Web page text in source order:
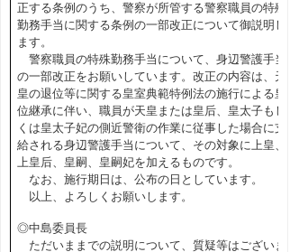
正する条例のうち、警察が所管する警察職員の特殊
勤務手当に関する条例の一部改正について御説明し
ます。
警察職員の特殊勤務手当について、身辺警護手当
の一部改正をお願いしています。改正の内容は、天
皇の退位等に関する皇室典範特例法の施行による皇
位継承に伴い、職員が天皇または皇后、皇太子もし
くは皇太子妃の側近警衛の作業に従事した場合に支
給される身辺警護手当について、その対象に上皇、
上皇后、皇嗣、皇嗣妃を加えるものです。
なお、施行期日は、公布の日としています。
以上、よろしくお願いします。
◎中島委員長
ただいままでの説明について、質疑等はございま